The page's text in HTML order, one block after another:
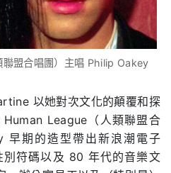
盟合唱團）主唱 Philip Oakey
以她對次文化的顛覆和探
League（人類聯盟合
早期的造型帶出新浪潮電子
別符碼以及 80 年代的音樂文